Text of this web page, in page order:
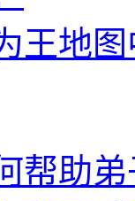
王地
帮助弟